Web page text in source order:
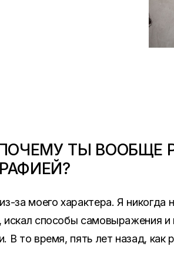
ТЫ ВООБЩЕ
за моего характера. Я никогда
искал способы самовыражения и
В то время, пять лет назад, как